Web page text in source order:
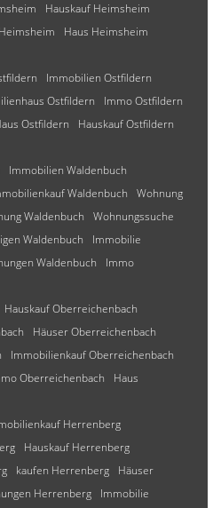
Hauskauf Heimsheim
Haus Heimsheim
Immobilien Ostfildern
Ostfildern
Immo Ostfildern
Ostfildern
Hauskauf Ostfildern
Immobilien Waldenbuch
Waldenbuch
Wohnung
Waldenbuch
Wohnungssuche
Waldenbuch
Immobilie
Waldenbuch
Immo
Hauskauf Oberreichenbach
Häuser Oberreichenbach
Immobilienkauf Oberreichenbach
Oberreichenbach
Haus
Herrenberg
Hauskauf Herrenberg
kaufen Herrenberg
Häuser
Herrenberg
Immobilie